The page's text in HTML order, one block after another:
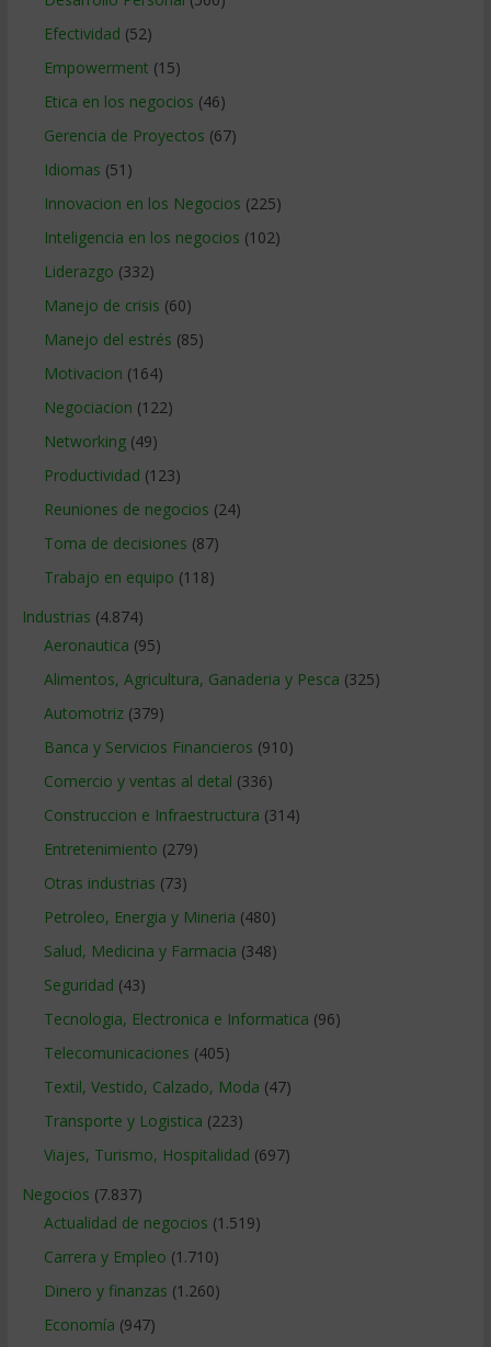
Efectividad (52)
Empowerment (15)
Etica en los negocios (46)
Gerencia de Proyectos (67)
Idiomas (51)
Innovacion en los Negocios (225)
Inteligencia en los negocios (102)
Liderazgo (332)
Manejo de crisis (60)
Manejo del estrés (85)
Motivacion (164)
Negociacion (122)
Networking(49)
Productividad (123)
Reuniones de negocios (24)
Toma de decisiones (87)
Trabajo en equipo (118)
Industrias (4.874)
Aeronautica (95)
Alimentos, Agricultura, Ganaderia y Pesca (325)
Automotriz(379)
Banca y Servicios Financieros (910)
Comercio y ventas al detal (336)
Construccion e Infraestructura (314)
Entretenimiento (279)
Otras industrias (73)
Petroleo, Energia y Mineria (480)
Salud, Medicina y Farmacia (348)
Seguridad (43)
Tecnologia, Electronica e Informatica (96)
Telecomunicaciones (405)
Textil, Vestido, Calzado, Moda (47)
Transporte y Logistica (223)
Viajes, Turismo, Hospitalidad (697)
Negocios (7.837)
Actualidad de negocios (1.519)
Carrera y Empleo (1.710)
Dinero y finanzas (1.260)
Economía (947)